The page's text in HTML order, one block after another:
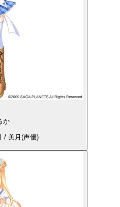
か
/ 美月(声優)